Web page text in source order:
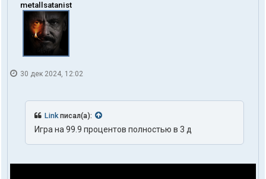
metallsatanist
30 дек 2024, 12:02
Link писал(а):
Игра на 99.9 процентов полностью в 3 д